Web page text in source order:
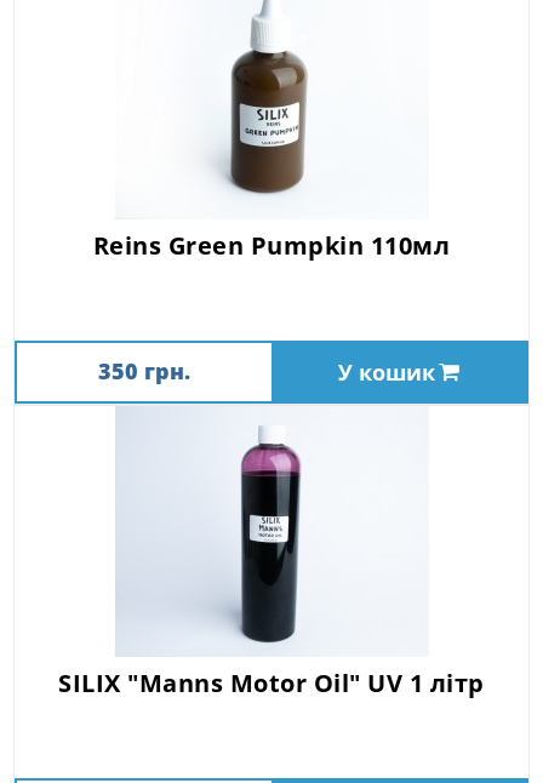
Reins Green Pumpkin 110мл
350 грн. У кошик
SILIX "Manns Motor Oil" UV 1 літр